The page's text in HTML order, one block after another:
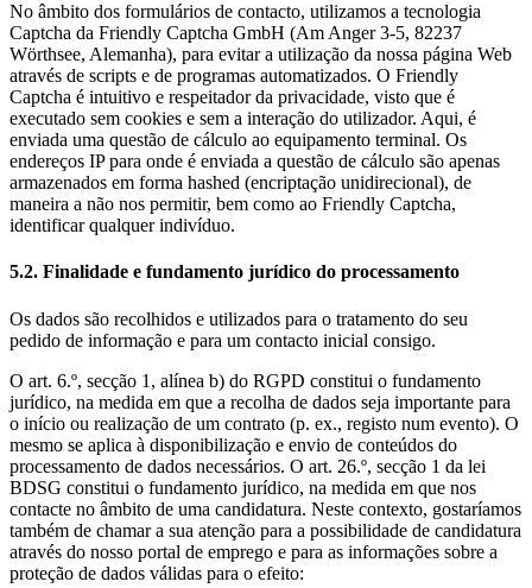
No âmbito dos formulários de contacto, utilizamos a tecnologia
Captcha da Friendly Captcha GmbH (Am Anger 3-5, 82237
Wörthsee, Alemanha), para evitar a utilização da nossa página Web
através de scripts e de programas automatizados. O Friendly
Captcha é intuitivo e respeitador da privacidade, visto que é
executado sem cookies e sem a interação do utilizador. Aqui, é
enviada uma questão de cálculo ao equipamento terminal. Os
endereços IP para onde é enviada a questão de cálculo são apenas
armazenados em forma hashed (encriptação unidirecional), de
maneira a não nos permitir, bem como ao Friendly Captcha,
identificar qualquer indivíduo.
5.2. Finalidade e fundamento jurídico do processamento
Os dados são recolhidos e utilizados para o tratamento do seu
pedido de informação e para um contacto inicial consigo.
O art. 6.º, secção 1, alínea b) do RGPD constitui o fundamento
jurídico, na medida em que a recolha de dados seja importante para
o início ou realização de um contrato (p. ex., registo num evento). O
mesmo se aplica à disponibilização e envio de conteúdos do
processamento de dados necessários. O art. 26.º, secção 1 da lei
BDSG constitui o fundamento jurídico, na medida em que nos
contacte no âmbito de uma candidatura. Neste contexto, gostaríamos
também de chamar a sua atenção para a possibilidade de candidatura
através do nosso portal de emprego e para as informações sobre a
proteção de dados válidas para o efeito: